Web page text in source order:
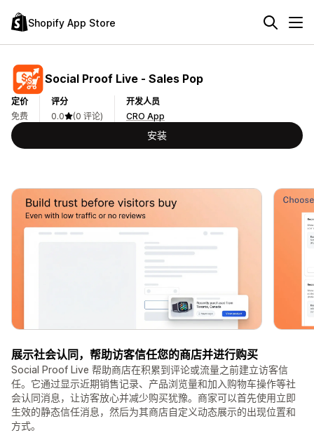
Shopify App Store
Social Proof Live ‑ Sales Pop
定价
免费
评分
0.0
(0 评论)
开发人员
CRO App
安装
展示社会认同，帮助访客信任您的商店并进行购买
Social Proof Live 帮助商店在积累到评论或流量之前建立访客信
任。它通过显示近期销售记录、产品浏览量和加入购物车操作等社
会认同消息，让访客放心并减少购买犹豫。商家可以首先使用立即
生效的静态信任消息，然后为其商店自定义动态展示的出现位置和
方式。